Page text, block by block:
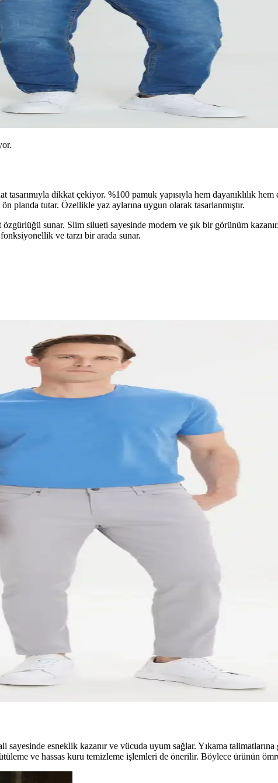
tasarımıyla dikkat çekiyor. %100 pamuk yapısıyla hem dayanıklılık
planda tutar. Özellikle yaz aylarına uygun olarak tasarlanmıştır.
sunar. Slim silueti sayesinde modern ve şık bir görünüm
ve tarzı bir arada sunar.
Şıklık İçin Uygun
kullanım için ideal, elastik yapısı ve fonksiyonel detaylarıyla öne
ve Performans Analizi
kullanıcı yorumlarıyla detaylı karşılaştırması, doğru seçim
ve Kullanım İpuçları
ve şık bir seçenek sunar. Dar kesimi ve esnek yapısı sayesinde
Rehber
için doğru kesim, renk ve kumaş tercihleriyle ideal pantolonu bulun.
Buluşması
etkinliklerde kullanabileceğiniz bu pantolonlar, çeşitli renk ve tarz
Rehber
farklı modeller, vücut tipine uygun seçimler ve kombinasyon
ve kombinasyon seçenekleriyle modern görünüm yakalayın.
75-90 karakter
rahat ve şık slim fit pantolon. Günlük ve resmi kullanıma uygun,
esneklik kazanır ve vücuda uyum sağlar. Yıkama
ütüleme ve hassas kuru temizleme işlemleri de önerilir. Böylece ürünün